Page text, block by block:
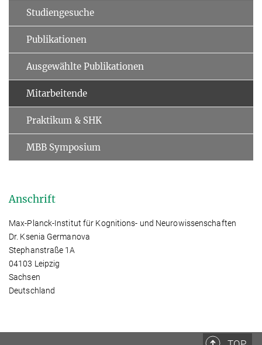
Studiengesuche
Publikationen
Ausgewählte Publikationen
Mitarbeitende
Praktikum & SHK
MBB Symposium
Anschrift
Max-Planck-Institut für Kognitions- und Neurowissenschaften
Dr. Ksenia Germanova
Stephanstraße 1A
04103 Leipzig
Sachsen
Deutschland